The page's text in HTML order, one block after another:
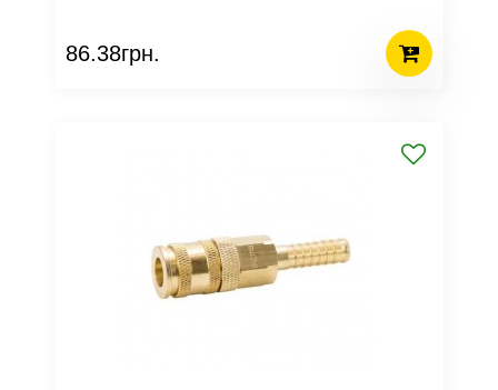
86.38грн.